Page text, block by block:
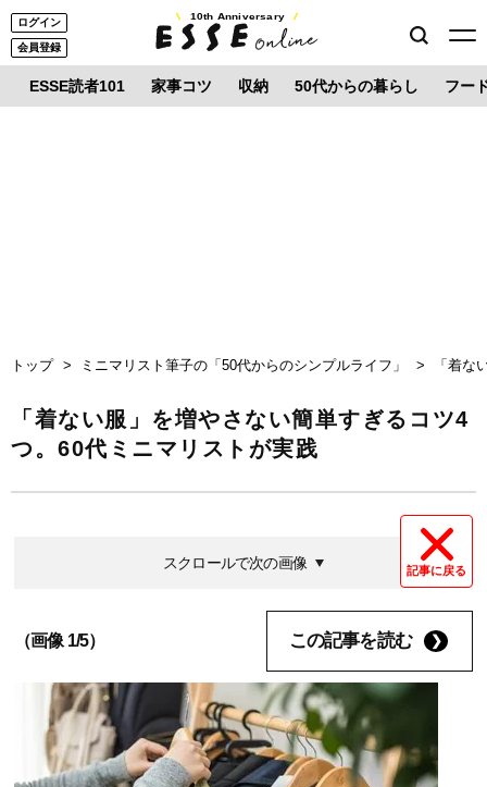
ログイン
会員登録
10th Anniversary
ESSE読者101 家事コツ 収納 50代からの暮らし フー
トップ ミニマリスト筆子の「50代からのシンプルライフ」 「着な
「着ない服」を増やさない簡単すぎるコツ4
つ。60代ミニマリストが実践
記事に戻る
スクロールで次の画像
（画像 1/5） この記事を読む